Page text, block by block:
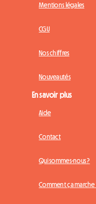
Mentions légales
CGU
Nos chiffres
Nouveautés
En savoir plus
Aide
Contact
Qui sommes-nous ?
Comment ça marche